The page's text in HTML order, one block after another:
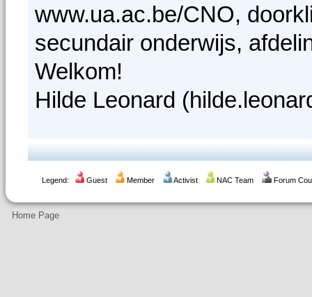
www.ua.ac.be/CNO,
secundair onderwijs,
Welkom!
Hilde Leonard
Legend: Guest Member Activist NAC Team Forum
Home Page